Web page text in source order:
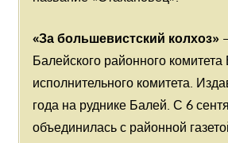
«За большевистский колхоз»
Балейского районного
исполнительного комитета.
года на руднике Балей. С 6
объединилась с районной